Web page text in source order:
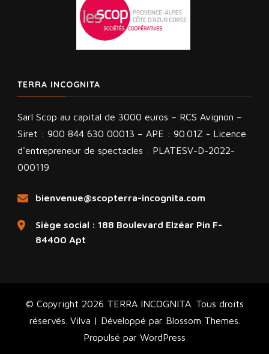
TERRA INCOGNITA
Sarl Scop au capital de 3000 euros – RCS Avignon –
Siret : 900 844 630 00013 – APE : 90.01Z - Licence
d'entrepreneur de spectacles : PLATESV-D-2022-
000119
bienvenue@scopterra-incognita.com
Siège social : 188 Boulevard Elzéar Pin F-
84400 Apt
© Copyright 2026 TERRA INCOGNITA. Tous droits
réservés. Vilva | Développé par Blossom Themes
Propulsé par WordPress